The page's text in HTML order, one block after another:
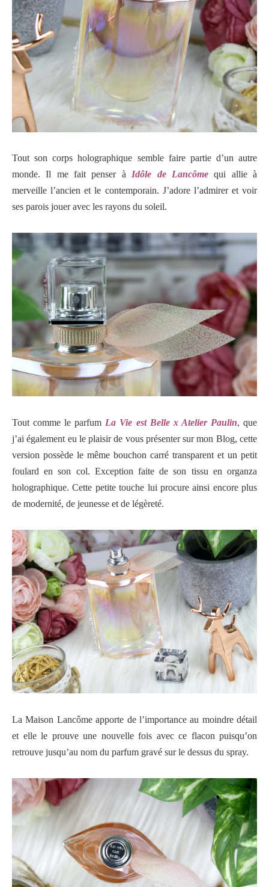
Tout son corps holographique semble faire partie d’un autre
monde. Il me fait penser à Idôle de Lancômequi allie à
merveille l’ancien et le contemporain. J’adore l’admirer et voir
ses parois jouer avec les rayons du soleil.
Tout comme le parfum La Vie est Belle x Atelier Paulin, que
j’ai également eu le plaisir de vous présenter sur mon Blog, cette
version possède le même bouchon carré transparent et un petit
foulard en son col. Exception faite de son tissu en organza
holographique. Cette petite touche lui procure ainsi encore plus
de modernité, de jeunesse et de légèreté.
La Maison Lancôme apporte de l’importance au moindre détail
et elle le prouve une nouvelle fois avec ce flacon puisqu’on
retrouve jusqu’au nom du parfum gravé sur le dessus du spray.